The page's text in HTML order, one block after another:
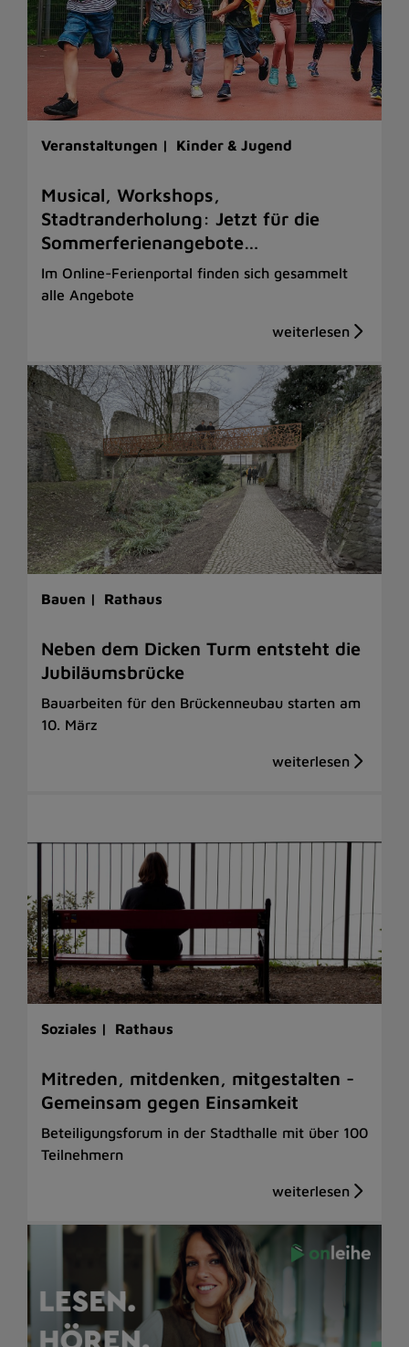
Veranstaltungen | Kinder & Jugend
Musical, Workshops,
Stadtranderholung: Jetzt für die
Sommerferienangebote…
Im Online-Ferienportal finden sich gesammelt
alle Angebote
Bauen | Rathaus
Neben dem Dicken Turm entsteht die
Jubiläumsbrücke
Bauarbeiten für den Brückenneubau starten am
10. März
Soziales | Rathaus
Mitreden, mitdenken, mitgestalten -
Gemeinsam gegen Einsamkeit
Beteiligungsforum in der Stadthalle mit über 100
Teilnehmern